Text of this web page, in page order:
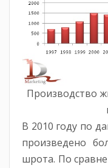
Производство
В 2010 году по
произведено
шрота. По